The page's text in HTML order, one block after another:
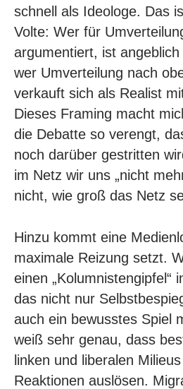
schnell als Ideologe. Das
Volte: Wer für
argumentiert, ist angeblich
wer Umverteilung nach
verkauft sich als Realist
Dieses Framing macht
die Debatte so verengt,
noch darüber gestritten
im Netz wir uns „nicht
nicht, wie groß das Netz
Hinzu kommt eine
maximale Reizung setzt.
einen „Kolumnistengipfel“
das nicht nur
auch ein bewusstes Spiel
weiß sehr genau, dass
linken und liberalen
Reaktionen auslösen.